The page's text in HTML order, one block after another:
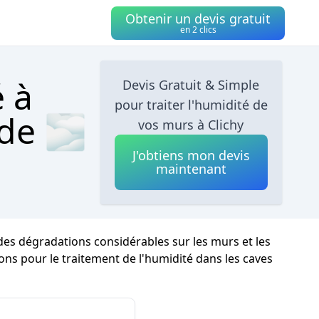
Obtenir un devis gratuit
en 2 clics
à
🌫
Devis Gratuit & Simple
pour traiter l'humidité de
vos murs à Clichy
J'obtiens mon devis
maintenant
dégradations considérables sur les murs et les
pour le traitement de l'humidité dans les caves